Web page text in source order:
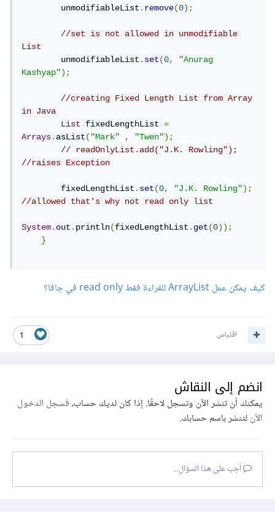
        unmodifiableList
.remove(0);
//set is not allowed in unmodifiable
List
        unmodifiableList
.set(0,
"Anurag
Kashyap");
//creating Fixed Length List from Array
in Java
List
fixedLengthList =
Arrays.asList("Mark" , "Twen");
// readOnlyList.add("J.K. Rowling");
//raises Exception
        fixedLengthList
.set(0, "J.K. Rowling");
//allowed that's why not read only list
System.out.println(fixedLengthList.get(0));
}
كيف يمكن عمل ArrayList للقراءة فقط read only في جافا؟
1 اقتباس
انضم إلى النقاش
يمكنك أن تنشر الآن وتسجل لاحقًا. إذا كان لديك حساب،فسجل الدخول
الآنلتنشر باسم حسابك.
أجب على هذا السؤال...